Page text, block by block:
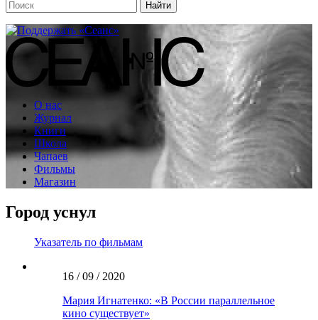
О нас
Журнал
Книги
Школа
Чапаев
Фильмы
Магазин
Город уснул
Указатель по фильмам
16 / 09 / 2020
Мария Игнатенко: «В России параллельное
кино существует»